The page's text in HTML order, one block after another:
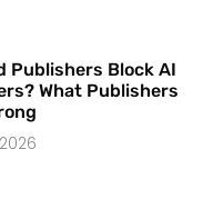
Publishers Block AI
What Publishers